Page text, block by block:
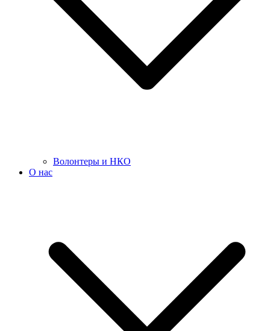
Волонтеры и НКО
О нас